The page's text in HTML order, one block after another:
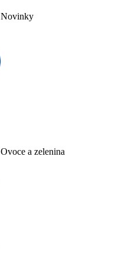
Novinky
Ovoce a zelenina